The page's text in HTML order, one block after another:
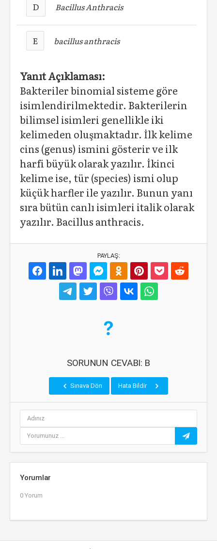
D Bacillus Anthracis
E bacillus anthracis
Yanıt Açıklaması:
Bakteriler binomial sisteme göre
isimlendirilmektedir. Bakterilerin
bilimsel isimleri genellikle iki
kelimeden oluşmaktadır. İlk kelime
cins (genus) ismini gösterir ve ilk
harfi büyük olarak yazılır. İkinci
kelime ise, tür (species) ismi olup
küçük harfler ile yazılır. Bunun yanı
sıra bütün canlı isimleri italik olarak
yazılır. Bacillus anthracis.
PAYLAŞ:
SORUNUN CEVABI: B
Sınava Dön Hata Bildir
Yorumlar
0 Yorum